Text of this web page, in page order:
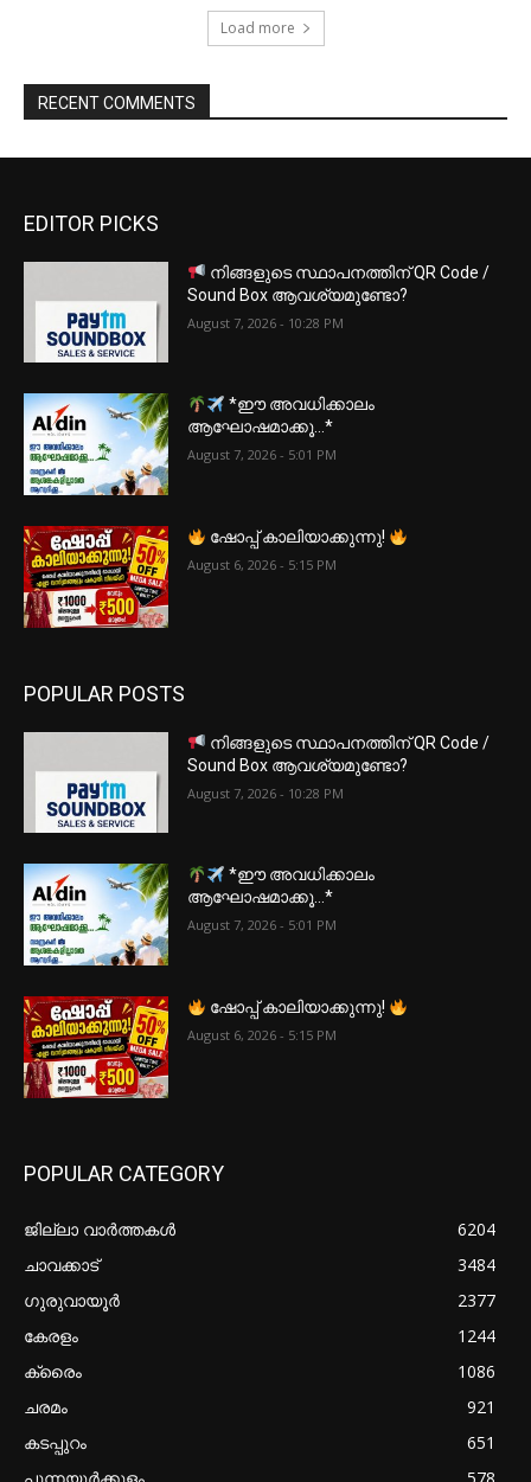
Load more
RECENT COMMENTS
EDITOR PICKS
നിങ്ങളുടെ സ്ഥാപനത്തിന് QR Code /
Sound Box ആവശ്യമുണ്ടോ?
August 7, 2026 - 10:28 PM
*ഈ അവധിക്കാലം
ആഘോഷമാക്കൂ…*
August 7, 2026 - 5:01 PM
ഷോപ്പ് കാലിയാക്കുന്നു!
August 6, 2026 - 5:15 PM
POPULAR POSTS
നിങ്ങളുടെ സ്ഥാപനത്തിന് QR Code /
Sound Box ആവശ്യമുണ്ടോ?
August 7, 2026 - 10:28 PM
*ഈ അവധിക്കാലം
ആഘോഷമാക്കൂ…*
August 7, 2026 - 5:01 PM
ഷോപ്പ് കാലിയാക്കുന്നു!
August 6, 2026 - 5:15 PM
POPULAR CATEGORY
ജില്ലാ വാർത്തകൾ
6204
ചാവക്കാട്
3484
ഗുരുവായൂർ
2377
കേരളം
1244
ക്രൈം
1086
ചരമം
921
കടപ്പുറം
651